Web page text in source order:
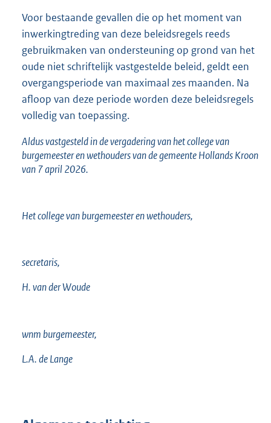
Voor bestaande gevallen die op het moment van
inwerkingtreding van deze beleidsregels reeds
gebruikmaken van ondersteuning op grond van het
oude niet schriftelijk vastgestelde beleid, geldt een
overgangsperiode van maximaal zes maanden. Na
afloop van deze periode worden deze beleidsregels
volledig van toepassing.
Aldus vastgesteld in de vergadering van het college van
burgemeester en wethouders van de gemeente Hollands Kroon
van 7 april 2026.
Het college van burgemeester en wethouders,
secretaris,
H. van der Woude
wnm burgemeester,
L.A. de Lange